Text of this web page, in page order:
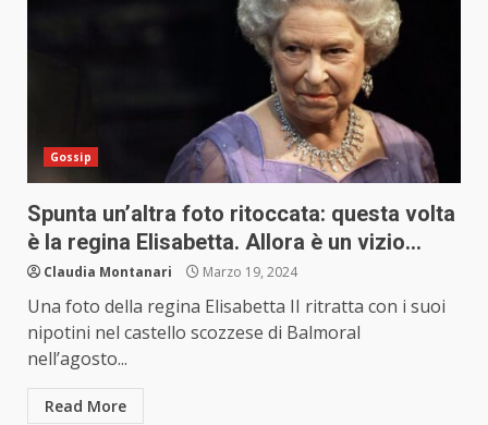
Gossip
Spunta un’altra foto ritoccata: questa volta
è la regina Elisabetta. Allora è un vizio…
Claudia Montanari Marzo 19, 2024
Una foto della regina Elisabetta II ritratta con i suoi
nipotini nel castello scozzese di Balmoral
nell’agosto...
Read More